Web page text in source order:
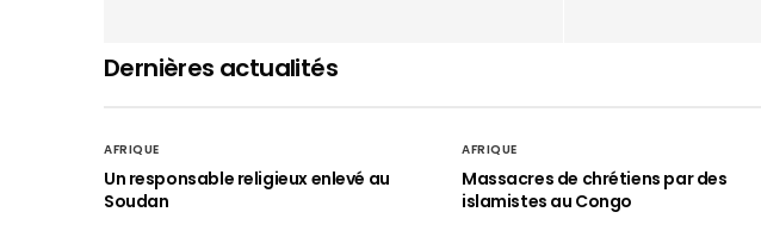
Dernières actualités
AFRIQUE
Un responsable religieux enlevé au
Soudan
AFRIQUE
Massacres de chrétiens par des
islamistes au Congo